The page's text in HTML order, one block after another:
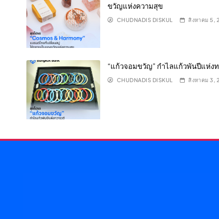
ขวัญแห่งความสุข
CHUDNADIS DISKUL สิงหาคม 5,
“แก้วจอมขวัญ” กำไลแก้วพันปีแห่ง
CHUDNADIS DISKUL สิงหาคม 3,